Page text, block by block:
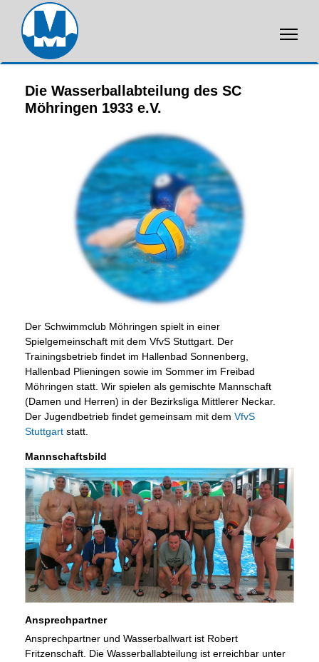
Die Wasserballabteilung des SC
Möhringen 1933 e.V.
Der Schwimmclub Möhringen spielt in einer
Spielgemeinschaft mit dem VfvS Stuttgart. Der
Trainingsbetrieb findet im Hallenbad Sonnenberg,
Hallenbad Plieningen sowie im Sommer im Freibad
Möhringen statt. Wir spielen als gemischte Mannschaft
(Damen und Herren) in der Bezirksliga Mittlerer Neckar.
Der Jugendbetrieb findet gemeinsam mit dem VfvS
Stuttgart statt.
Mannschaftsbild
Ansprechpartner
Ansprechpartner und Wasserballwart ist Robert
Fritzenschaft. Die Wasserballabteilung ist erreichbar unter